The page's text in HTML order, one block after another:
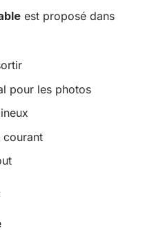
est proposé dans
pour les photos
courant